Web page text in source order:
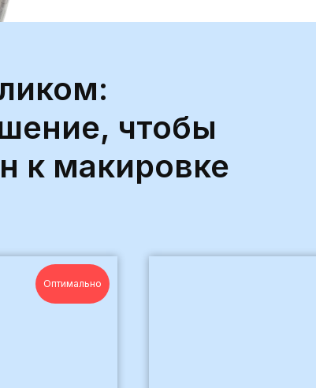
чтобы
к макировке
Оптимально